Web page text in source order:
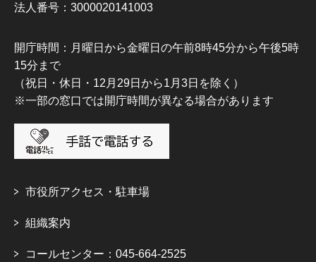
法人番号：3000020141003
開庁時間：月曜日から金曜日の午前8時45分から午後5時
15分まで
（祝日・休日・12月29日から1月3日を除く）
※一部の窓口では開庁時間が異なる場合があります
市役所アクセス・駐車場
組織案内
コールセンター：045-664-2525